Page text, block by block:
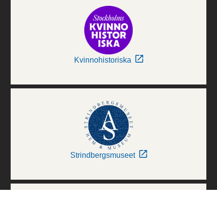
Kvinnohistoriska
Strindbergsmuseet